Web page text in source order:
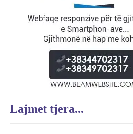
Lajmet tjera...